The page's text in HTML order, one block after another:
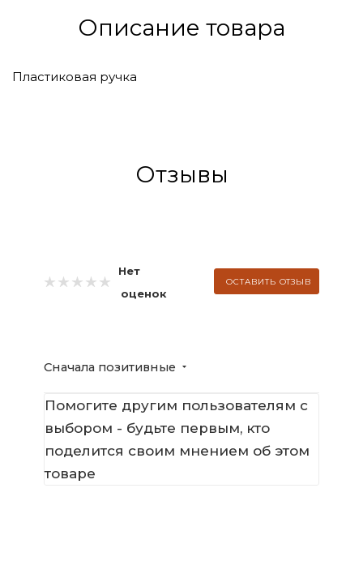
Описание товара
Пластиковая ручка
Отзывы
Нет
оценок
ОСТАВИТЬ ОТЗЫВ
Сначала позитивные
Помогите другим пользователям с
выбором - будьте первым, кто
поделится своим мнением об этом
товаре